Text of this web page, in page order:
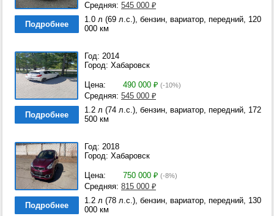
Средняя: 545 000 ₽
Подробнее
1.0 л (69 л.с.), бензин, вариатор, передний, 120
000 км
Год: 2014
Город: Хабаровск
Цена: 490 000 ₽ (-10%)
Средняя: 545 000 ₽
Подробнее
1.2 л (74 л.с.), бензин, вариатор, передний, 172
500 км
Год: 2018
Город: Хабаровск
Цена: 750 000 ₽ (-8%)
Средняя: 815 000 ₽
Подробнее
1.2 л (78 л.с.), бензин, вариатор, передний, 130
000 км